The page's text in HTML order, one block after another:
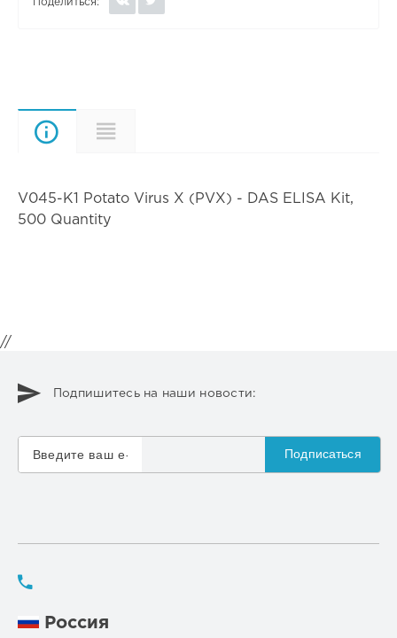
Поделиться:
Описание
V045-K1 Potato Virus X (PVX) - DAS ELISA Kit,
500 Quantity
//
Подпишитесь на наши новости:
Подписаться
Россия